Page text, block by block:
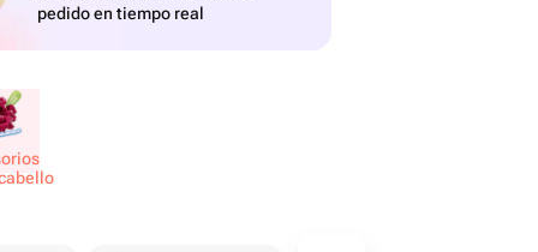
pedido en tiempo real